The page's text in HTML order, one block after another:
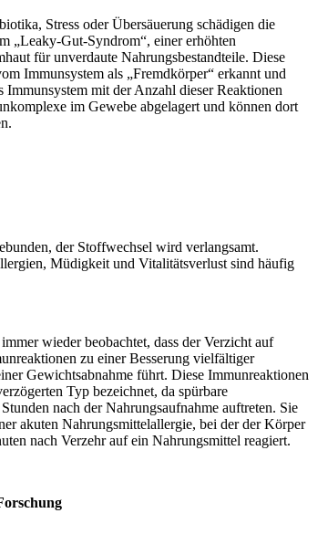
Stress oder Übersäuerung schädigen die
„Leaky-Gut-Syndrom“, einer erhöhten
für unverdaute Nahrungsbestandteile. Diese
Immunsystem als „Fremdkörper“ erkannt und
mit der Anzahl dieser Reaktionen
im Gewebe abgelagert und können dort
der Stoffwechsel wird verlangsamt.
Müdigkeit und Vitalitätsverlust sind häufig
wieder beobachtet, dass der Verzicht auf
zu einer Besserung vielfältiger
Gewichtsabnahme führt. Diese Immunreaktionen
Typ bezeichnet, da spürbare
nach der Nahrungsaufnahme auftreten. Sie
akuten Nahrungsmittelallergie, bei der der Körper
nach Verzehr auf ein Nahrungsmittel reagiert.